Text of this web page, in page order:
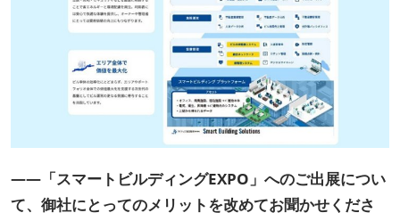
――「スマートビルディングEXPO」へのご出展につい
て、御社にとってのメリットを改めてお聞かせくださ